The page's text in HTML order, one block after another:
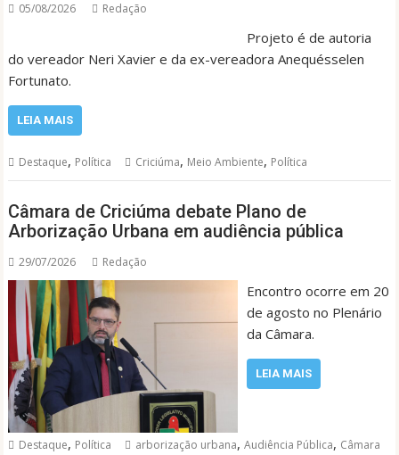
05/08/2026 Redação
Projeto é de autoria
do vereador Neri Xavier e da ex-vereadora Anequésselen
Fortunato.
LEIA MAIS
Destaque, Política Criciúma, Meio Ambiente, Política
Câmara de Criciúma debate Plano de
Arborização Urbana em audiência pública
29/07/2026 Redação
Encontro ocorre em 20
de agosto no Plenário
da Câmara.
LEIA MAIS
Destaque, Política arborização urbana,Audiência Pública, Câmara